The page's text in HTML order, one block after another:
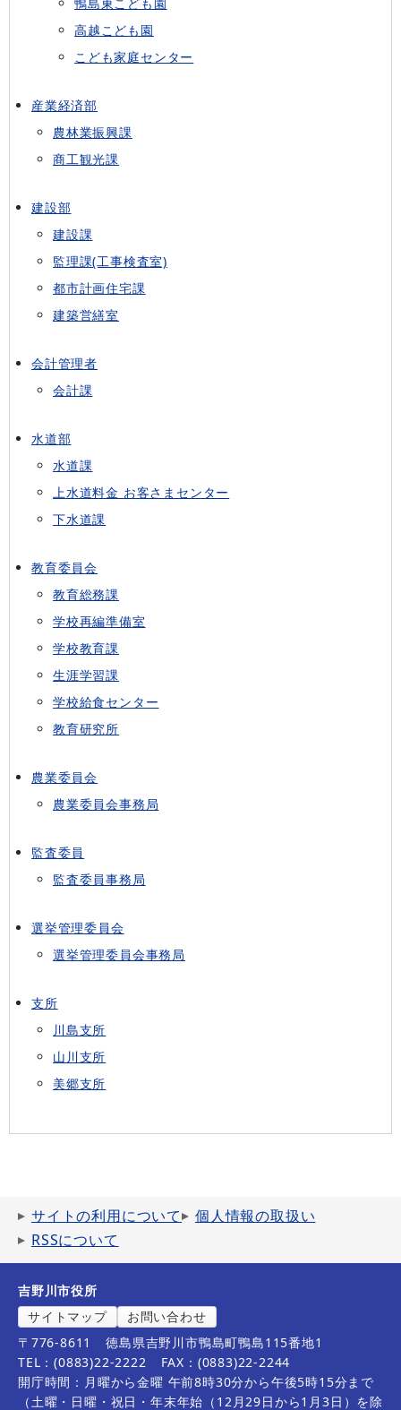
高越こども園
こども家庭センター
産業経済部
農林業振興課
商工観光課
建設部
建設課
監理課(工事検査室)
都市計画住宅課
建築営繕室
会計管理者
会計課
水道部
水道課
上水道料金 お客さまセンター
下水道課
教育委員会
教育総務課
学校再編準備室
学校教育課
生涯学習課
学校給食センター
教育研究所
農業委員会
農業委員会事務局
監査委員
監査委員事務局
選挙管理委員会
選挙管理委員会事務局
支所
川島支所
山川支所
美郷支所
サイトの利用について
個人情報の取扱い
RSSについて
吉野川市役所
サイトマップ
お問い合わせ
〒776-8611
徳島県吉野川市鴨島町鴨島115番地1
TEL：(0883)22-2222
FAX：(0883)22-2244
開庁時間：月曜から金曜 午前8時30分から午後5時15分まで
（土曜・日曜・祝日・年末年始（12月29日から1月3日）を除